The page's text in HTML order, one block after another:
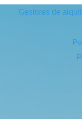
Gestores de